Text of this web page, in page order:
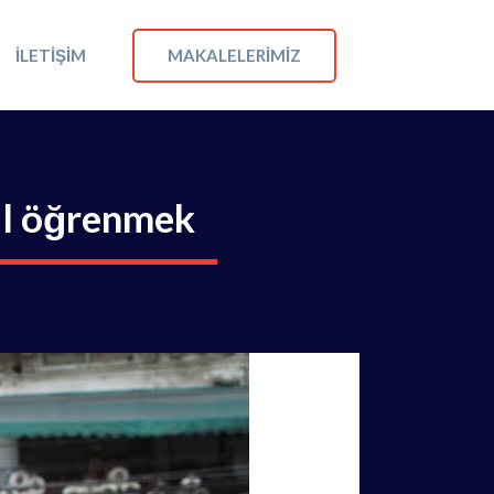
İLETIŞIM MAKALELERIMIZ
öğrenmek